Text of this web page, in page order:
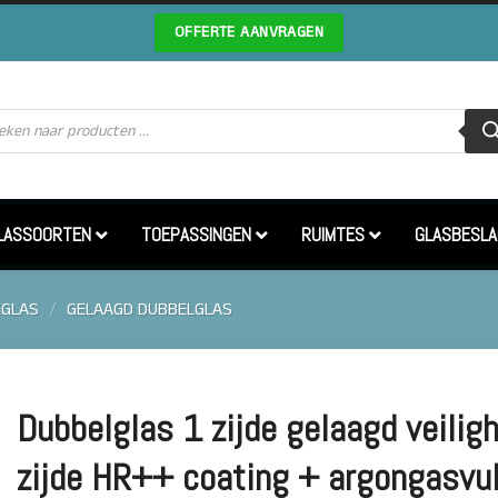
OFFERTE AANVRAGEN
TOEPASSINGEN RUIMTES
/ GELAAGD DUBBELGLAS
Dubbelglas 1 zijde gelaagd
zijde HR++ coating +